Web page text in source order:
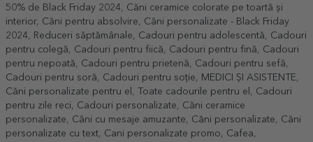
50% de Black Friday 2024, Căni ceramice colorate pe toartă și
interior, Căni pentru absolvire, Căni personalizate - Black Friday
2024, Reduceri săptămânale, Cadouri pentru adolescentă, Cadouri
pentru colegă, Cadouri pentru fiică, Cadouri pentru fină, Cadouri
pentru nepoată, Cadouri pentru prietenă, Cadouri pentru sefă,
Cadouri pentru soră, Cadouri pentru soție, MEDICI ȘI ASISTENTE,
Căni personalizate pentru el , Toate cadourile pentru el , Cadouri
pentru zile reci, Cadouri personalizate, Căni ceramice
personalizate, Căni cu mesaje amuzante, Căni personalizate, Căni
personalizate cu text, Cani personalizate promo, Cafea,